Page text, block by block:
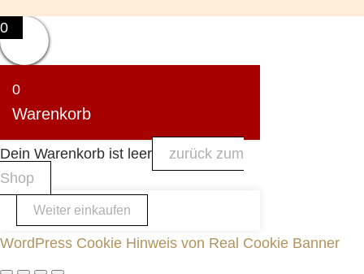
0
0
Warenkorb
Dein Warenkorb ist leer
zurück zum
Shop
Weiter einkaufen
WordPress Cookie Hinweis von Real Cookie Banner